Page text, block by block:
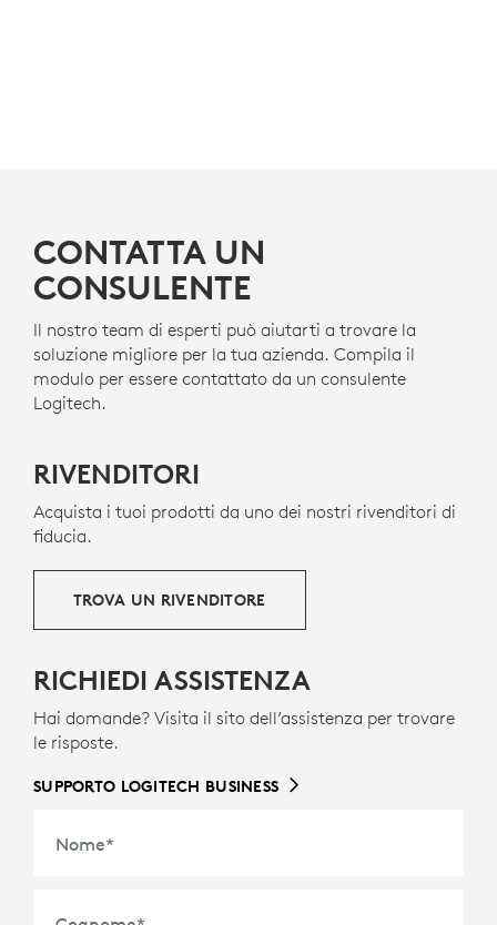
CONTATTA UN
CONSULENTE
Il nostro team di esperti può aiutarti a trovare la
soluzione migliore per la tua azienda. Compila il
modulo per essere contattato da un consulente
Logitech.
RIVENDITORI
Acquista i tuoi prodotti da uno dei nostri rivenditori di
fiducia.
TROVA UN RIVENDITORE
RICHIEDI ASSISTENZA
Hai domande? Visita il sito dell’assistenza per trovare
le risposte.
SUPPORTO LOGITECH BUSINESS
Nome*